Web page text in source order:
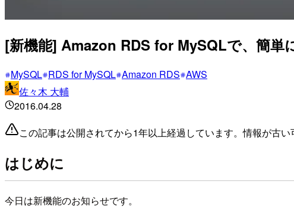
[新機能] Amazon RDS for MySQLで、簡
MySQL RDS for MySQL Amazon RDS AWS
佐々木 大輔
2016.04.28
この記事は公開されてから1年以上経過しています。情報が古い
はじめに
今日は新機能のお知らせです。